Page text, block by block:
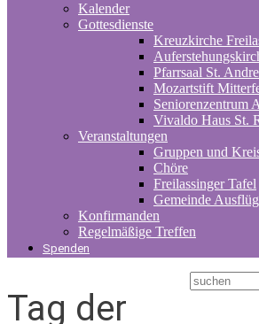
Kalender
Gottesdienste
Kreuzkirche
Pfarrsaal St.
Mozartstift
Seniorenzentrum
Vivaldo Haus St.
Veranstaltungen
Gruppen und
Chöre
Freilassinger Tafel
Gemeinde
Konfirmanden
Regelmäßige Treffen
Spenden
Tag der